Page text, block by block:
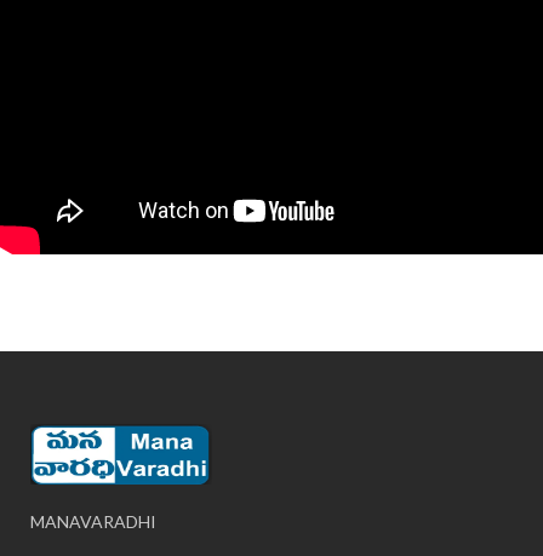
MANAVARADHI